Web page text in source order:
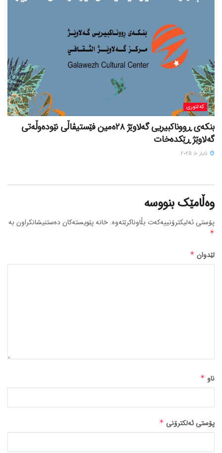
کەلتوری
بنکەی ڕووناکبیریی گەلاوێژ ٢٨ەمین فێستیڤاڵی نێودەوڵەتی
گەلاوێژ ڕێکدەخات
ئایار 10, 2025
وەڵامێک بنووسە
پۆستی ئەلیکترۆنییەکەت بڵاوناکرێتەوە. خانە پێویستەکان دەستنیشانکراون بە
*
لێدوان *
ناو *
پۆستی ئەلکترۆنی *